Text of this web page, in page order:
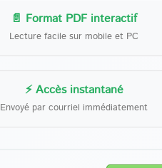
📄 Format PDF interactif
Lecture facile sur mobile et PC
⚡ Accès instantané
Envoyé par courriel immédiatement